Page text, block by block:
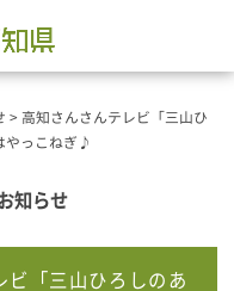
> 高知さんさんテレビ「三山ひ
やっこねぎ♪
知らせ
ビ「三山ひろしのあ